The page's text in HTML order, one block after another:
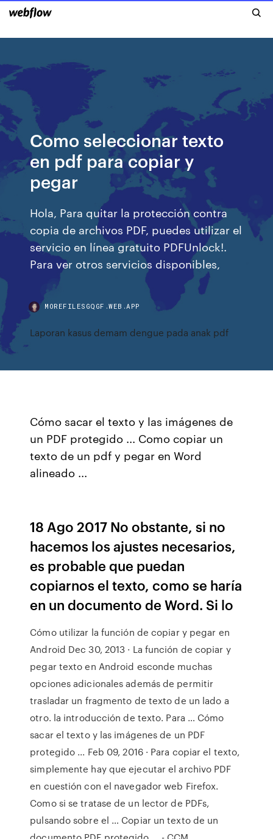
Como seleccionar texto
en pdf para copiar y
pegar
Hola, Para quitar la protección contra
copia de archivos PDF, puedes utilizar el
servicio en línea gratuito PDFUnlock!.
Para ver otros servicios disponibles,
MOREFILESGQGF.WEB.APP
Laporan kasus demam dengue pada anak pdf
Cómo sacar el texto y las imágenes de
un PDF protegido ... Como copiar un
texto de un pdf y pegar en Word
alineado ...
18 Ago 2017 No obstante, si no
hacemos los ajustes necesarios,
es probable que puedan
copiarnos el texto, como se haría
en un documento de Word. Si lo
Cómo utilizar la función de copiar y pegar en
Android Dec 30, 2013 · La función de copiar y
pegar texto en Android esconde muchas
opciones adicionales además de permitir
trasladar un fragmento de texto de un lado a
otro. la introducción de texto. Para … Cómo
sacar el texto y las imágenes de un PDF
protegido ... Feb 09, 2016 · Para copiar el texto,
simplemente hay que ejecutar el archivo PDF
en cuestión con el navegador web Firefox.
Como si se tratase de un lector de PDFs,
pulsando sobre el … Copiar un texto de un